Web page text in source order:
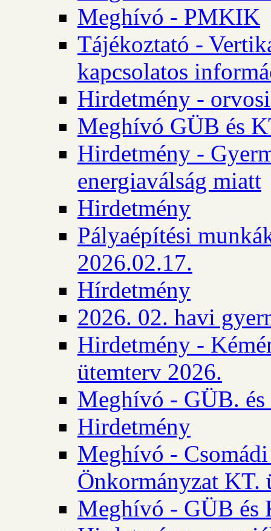
Meghívó - PMKIK
Tájékoztató -
kapcsolatos
Hirdetmény -
Meghívó GÜB és
Hirdetmény -
energiaválság miatt
Hirdetmény
Pályaépítési
2026.02.17.
Hírdetmény
2026. 02. havi
Hirdetmény -
ütemterv 2026.
Meghívó - GÜB.
Hirdetmény
Meghívó -
Önkormányzat KT.
Meghívó - GÜB és